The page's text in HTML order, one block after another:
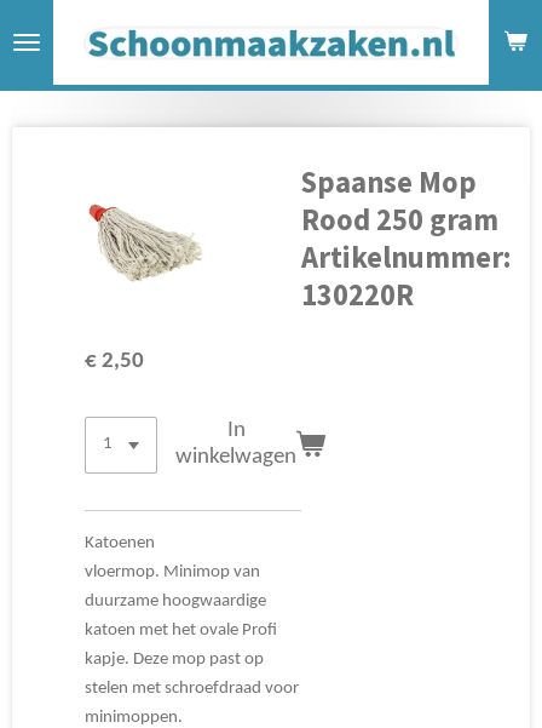
direct
Spaanse Mop
Rood 250 gram
Artikelnummer:
130220R
€ 2,50
In
winkelwagen
Katoenen
vloermop. Minimop van
duurzame hoogwaardige
katoen met het ovale Profi
kapje. Deze mop past op
stelen met schroefdraad voor
minimoppen.